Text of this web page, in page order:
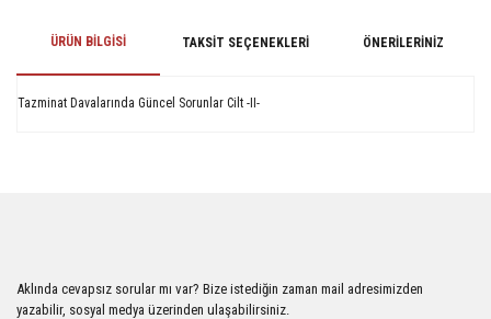
ÜRÜN BILGISI TAKSIT SEÇENEKLERI ÖNERILERINIZ
Tazminat Davalarında Güncel Sorunlar Cilt -II-
Ürün açıklamasında eksik bilgiler bulunuyor.
Aklında cevapsız sorular mı var? Bize istediğin zaman mail adresimizden
yazabilir, sosyal medya üzerinden ulaşabilirsiniz.